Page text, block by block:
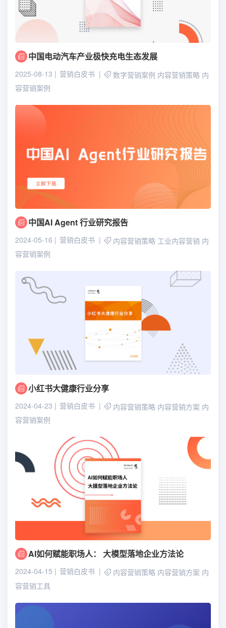
中国电动汽车产业极快充电生态发展
2025-08-13 营销白皮书 数字营销案例 内容营销策略 内
容营销案例
中国AI Agent 行业研究报告
2024-05-16 营销白皮书 内容营销策略 工业内容营销 内
容营销案例
小红书大健康行业分享
2024-04-23 营销白皮书 内容营销策略 内容营销方案 内
容营销案例
AI如何赋能职场人： 大模型落地企业方法论
2024-04-15 营销白皮书 内容营销策略 内容营销方案 内
容营销工具